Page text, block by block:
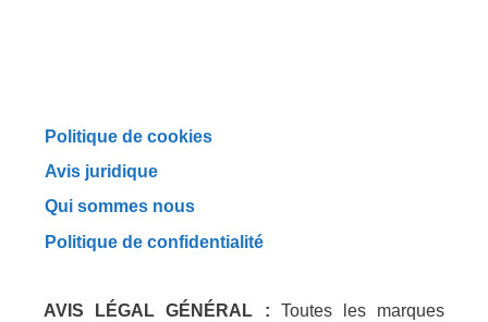
Politique de cookies
Avis juridique
Qui sommes nous
Politique de confidentialité
AVIS LÉGAL GÉNÉRAL : Toutes les marques